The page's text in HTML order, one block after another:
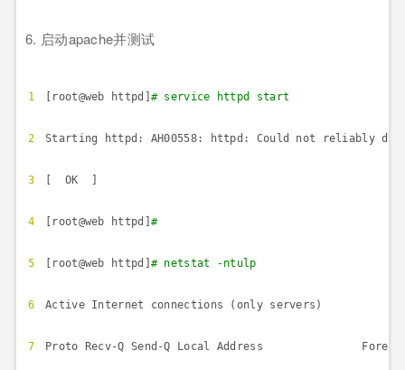
6. 启动apache并测试
1
2
3
4
5
6
7
[root@web httpd] # service httpd start
Starting httpd: AH00558: httpd: Could not reliably
[ OK ]
[root@web httpd] #
[root@web httpd] # netstat -ntulp
Active Internet connections (only servers)
Proto Recv-Q Send-Q Local Address